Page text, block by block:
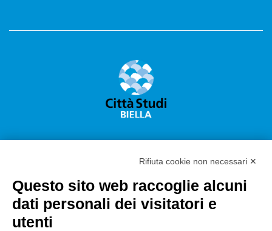
Città Studi S.p.A.
Sede Legale Corso G. Pella, 2 – 13900 Biella Italy –
Rifiuta cookie non necessari ✕
Questo sito web raccoglie alcuni
dati personali dei visitatori e
utenti